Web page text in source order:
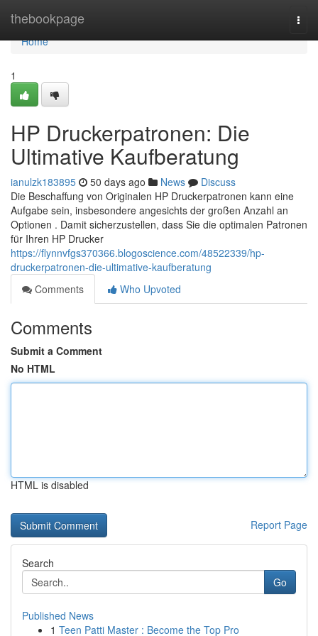
thebookpage
Home
Home
1
HP Druckerpatronen: Die
Ultimative Kaufberatung
ianulzk183895 50 days ago News
Discuss
Die Beschaffung von Originalen HP Druckerpatronen kann eine
Aufgabe sein, insbesondere angesichts der großen Anzahl an
Optionen . Damit sicherzustellen, dass Sie die optimalen Patronen
für Ihren HP Drucker
https://flynnvfgs370366.blogoscience.com/48522339/hp-
druckerpatronen-die-ultimative-kaufberatung
Comments
Who Upvoted
Comments
Submit a Comment
No HTML
HTML is disabled
Report Page
Search
Go
Published News
1 Teen Patti Master : Become the Top Pro